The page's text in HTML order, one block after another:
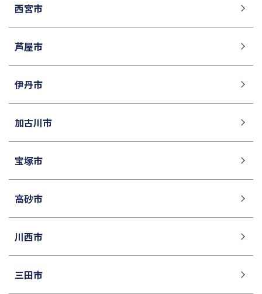
西宮市
芦屋市
伊丹市
加古川市
宝塚市
高砂市
川西市
三田市